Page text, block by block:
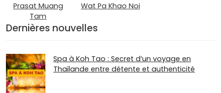
Prasat Muang
Tam
Wat Pa Khao Noi
Dernières nouvelles
Spa à Koh Tao : Secret d’un voyage en
Thaïlande entre détente et authenticité